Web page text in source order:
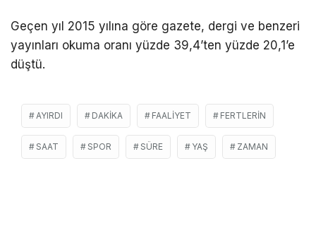
Geçen yıl 2015 yılına göre gazete, dergi ve benzeri
yayınları okuma oranı yüzde 39,4’ten yüzde 20,1’e
düştü.
AYIRDI DAKIKA FAALIYET FERTLERIN
SAAT SPOR SÜRE YAŞ ZAMAN